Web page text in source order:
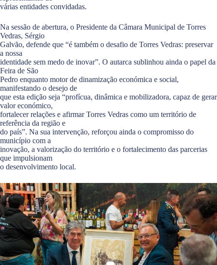
várias entidades convidadas.
Na sessão de abertura, o Presidente da Câmara Municipal de Torres
Vedras, Sérgio
Galvão, defende que “é também o desafio de Torres Vedras: preservar
a nossa
identidade sem medo de inovar”. O autarca sublinhou ainda o papel da
Feira de São
Pedro enquanto motor de dinamização económica e social,
manifestando o desejo de
que esta edição seja “profícua, dinâmica e mobilizadora, capaz de gerar
valor económico,
fortalecer relações e afirmar Torres Vedras como um território de
referência da região e
do país”. Na sua intervenção, reforçou ainda o compromisso do
município com a
inovação, a valorização do território e o fortalecimento das parcerias
que impulsionam
o desenvolvimento local.